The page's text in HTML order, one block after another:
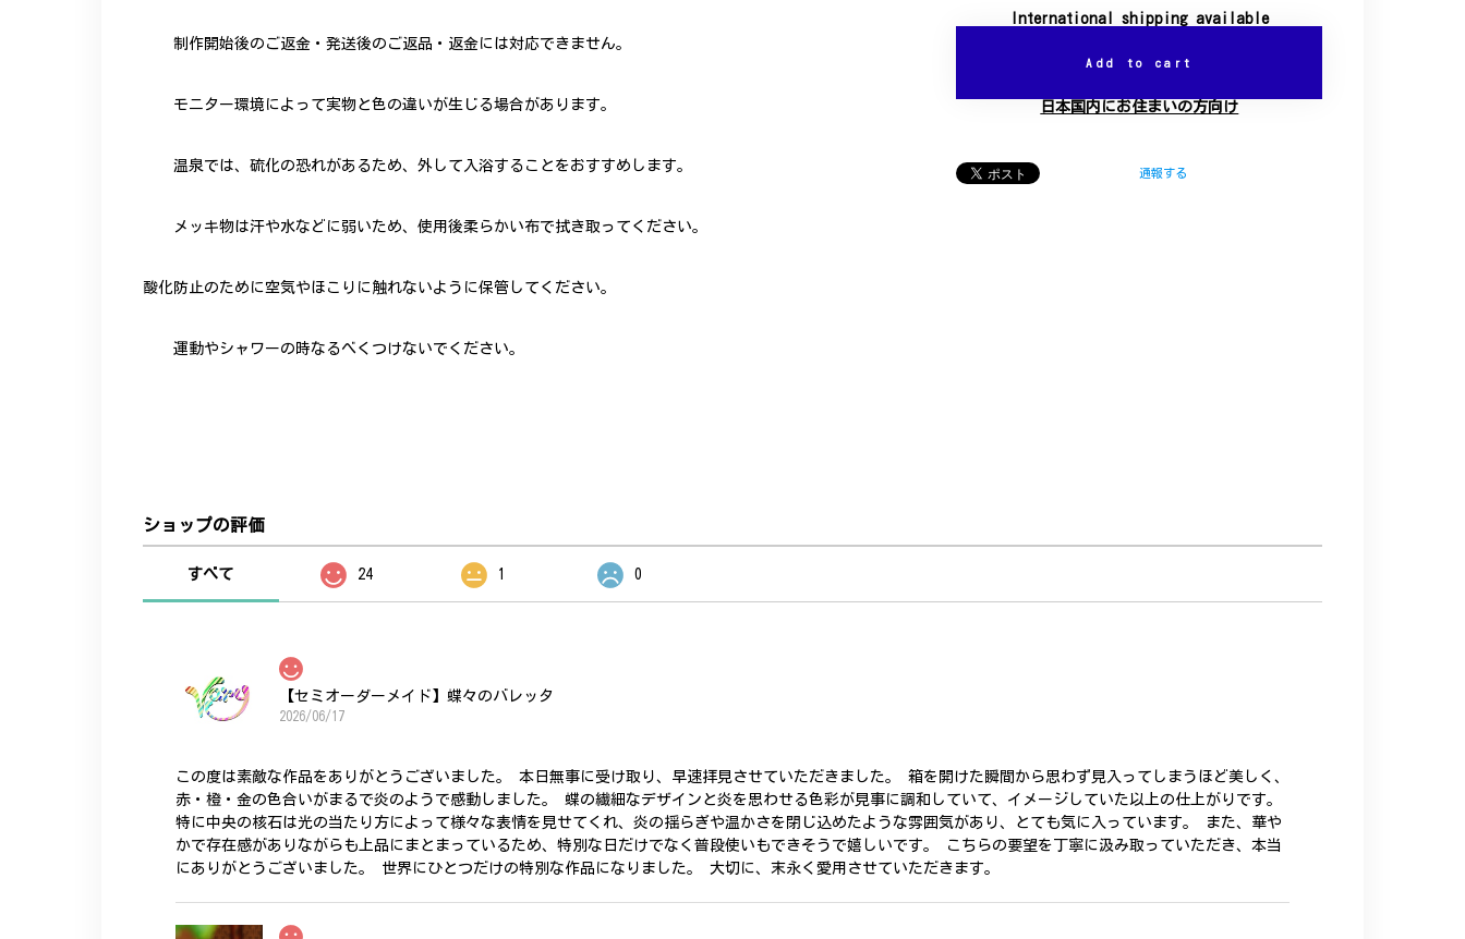
制作開始後のご返金・発送後のご返品・返金には対応できません。
モニター環境によって実物と色の違いが生じる場合があります。
温泉では、硫化の恐れがあるため、外して入浴することをおすすめします。
メッキ物は汗や水などに弱いため、使用後柔らかい布で拭き取ってください。
酸化防止のために空気やほこりに触れないように保管してください。
運動やシャワーの時なるべくつけないでください。
International shipping available
Add to cart
日本国内にお住まいの方向け
通報する
ショップの評価
すべて 24 1 0
【セミオーダーメイド】蝶々のバレッタ
2026/06/17
この度は素敵な作品をありがとうございました。 本日無事に受け取り、早速拝見させていただきました。 箱を開けた瞬間から思わず見入ってしまうほど美しく、
赤・橙・金の色合いがまるで炎のようで感動しました。 蝶の繊細なデザインと炎を思わせる色彩が見事に調和していて、イメージしていた以上の仕上がりです。
特に中央の核石は光の当たり方によって様々な表情を見せてくれ、炎の揺らぎや温かさを閉じ込めたような雰囲気があり、とても気に入っています。 また、華や
かで存在感がありながらも上品にまとまっているため、特別な日だけでなく普段使いもできそうで嬉しいです。 こちらの要望を丁寧に汲み取っていただき、本当
にありがとうございました。 世界にひとつだけの特別な作品になりました。 大切に、末永く愛用させていただきます。